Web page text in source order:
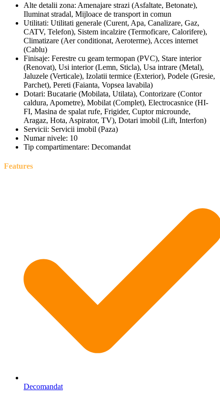
Alte detalii zona: Amenajare strazi (Asfaltate, Betonate),
Iluminat stradal, Mijloace de transport in comun
Utilitati: Utilitati generale (Curent, Apa, Canalizare, Gaz,
CATV, Telefon), Sistem incalzire (Termoficare, Calorifere),
Climatizare (Aer conditionat, Aeroterme), Acces internet
(Cablu)
Finisaje: Ferestre cu geam termopan (PVC), Stare interior
(Renovat), Usi interior (Lemn, Sticla), Usa intrare (Metal),
Jaluzele (Verticale), Izolatii termice (Exterior), Podele (Gresie,
Parchet), Pereti (Faianta, Vopsea lavabila)
Dotari: Bucatarie (Mobilata, Utilata), Contorizare (Contor
caldura, Apometre), Mobilat (Complet), Electrocasnice (HI-
FI, Masina de spalat rufe, Frigider, Cuptor microunde,
Aragaz, Hota, Aspirator, TV), Dotari imobil (Lift, Interfon)
Servicii: Servicii imobil (Paza)
Numar nivele: 10
Tip compartimentare: Decomandat
Features
Decomandat